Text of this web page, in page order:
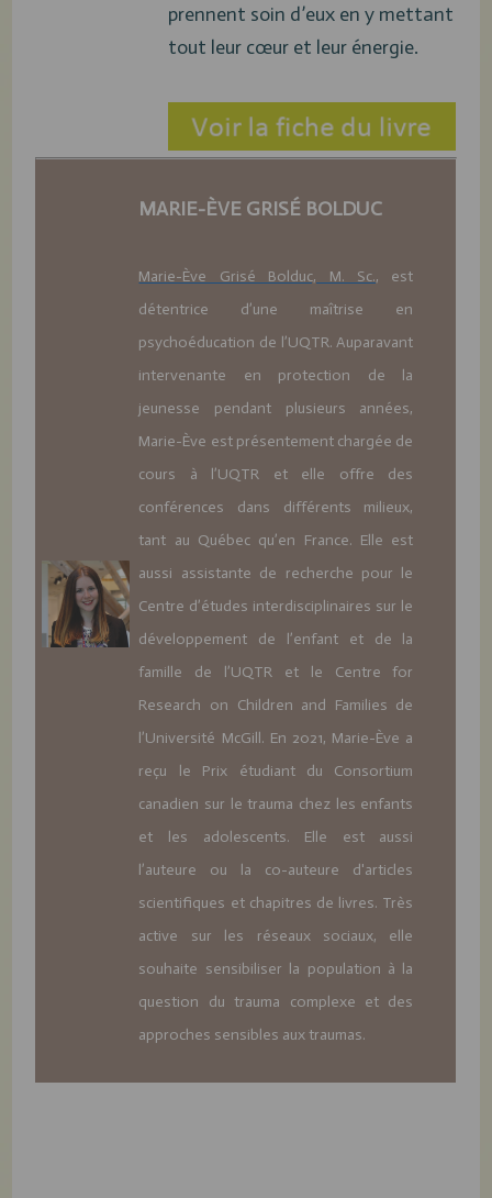
prennent soin d’eux en y mettant
tout leur cœur et leur énergie.
MARIE-ÈVE GRISÉ BOLDUC
Marie-Ève Grisé Bolduc, M. Sc., est
détentrice d’une maîtrise en
psychoéducation de l’UQTR. Auparavant
intervenante en protection de la
jeunesse pendant plusieurs années,
Marie-Ève est présentement chargée de
cours à l’UQTR et elle offre des
conférences dans différents milieux,
tant au Québec qu’en France. Elle est
aussi assistante de recherche pour le
Centre d’études interdisciplinaires sur le
développement de l’enfant et de la
famille de l’UQTR et le Centre for
Research on Children and Families de
l’Université McGill. En 2021, Marie-Ève a
reçu le Prix étudiant du Consortium
canadien sur le trauma chez les enfants
et les adolescents. Elle est aussi
l’auteure ou la co-auteure d'articles
scientifiques et chapitres de livres. Très
active sur les réseaux sociaux, elle
souhaite sensibiliser la population à la
question du trauma complexe et des
approches sensibles aux traumas.